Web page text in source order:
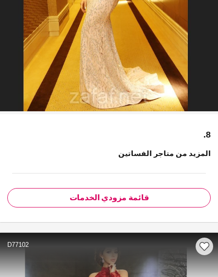
8.
المزيد من متاجر الفساتين
قائمة مزودي الخدمات
D77102